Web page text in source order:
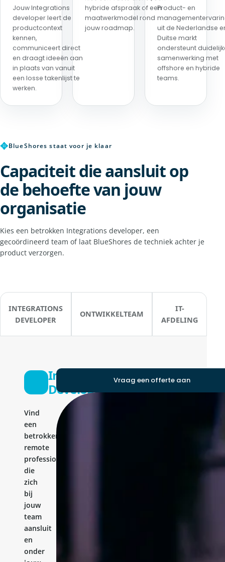
Jouw Integrations
developer leert de
productcontext
kennen,
communiceert direct
en draagt ideeën aan
in plaats van vanuit
een losse takenlijst te
werken.
hybride afspraak of een
maatwerkmodel rond
jouw roadmap.
Product- en
uit de Nederlandse
Duitse markt
ondersteunt
samenwerking met
offshore en hybride
teams.
✥BlueShores staat voor je klaar
Capaciteit die aansluit op
de behoefte van jouw
organisatie
Kies een betrokken Integrations developer, een
gecoördineerd team of laat BlueShores de techniek achter je
product verzorgen.
INTEGRATIONS
DEVELOPER
ONTWIKKELTEAM
IT-
AFDELING
Integrations
Developer
Vind
een
betrokken
remote
professional
die
zich
bij
jouw
team
aansluit
en
onder
Vraag een offerte aan